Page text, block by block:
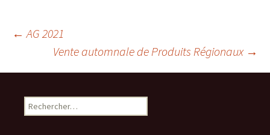
Navigation
des
articles
← AG 2021
Vente automnale de Produits Régionaux →
Rechercher :